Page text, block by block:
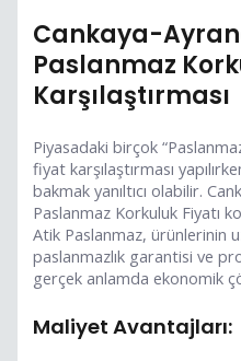
Cankaya-
Paslanmaz
Karşılaştırması
Piyasadaki birçok
fiyat karşılaştırması
bakmak yanıltıcı olabilir.
Paslanmaz Korkuluk Fiyatı
Atik Paslanmaz, ürünlerinin
paslanmazlık garantisi ve
gerçek anlamda ekonomik
Maliyet Avantajları: